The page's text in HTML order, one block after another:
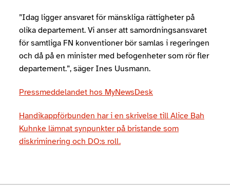
”Idag ligger ansvaret för mänskliga rättigheter på
olika departement. Vi anser att samordningsansvaret
för samtliga FN konventioner bör samlas i regeringen
och då på en minister med befogenheter som rör fler
departement.”, säger Ines Uusmann.
Pressmeddelandet hos MyNewsDesk
Handikappförbunden har i en skrivelse till Alice Bah
Kuhnke lämnat synpunkter på bristande som
diskriminering och DO:s roll.